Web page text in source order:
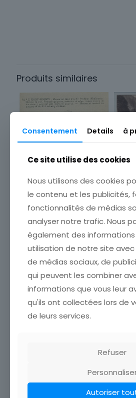
Produits similaires
MORT HOMME
ETAT VOIR SCAN Cumulez
vos achats en visitant ma
boutique afin de réduire
vos frais de port. Attendez
que nous ayons calculé les
frais de port
vos
que
Consentement Details à
Ce site utilise des cookies
Nous utilisons des cookies
le contenu et les publicités,
fonctionnalités de médias
analyser notre trafic. Nous
également des
utilisation de notre site
de médias sociaux, de
qui peuvent les combiner
informations que vous leur
qu'ils ont collectées lors de
de leurs services.
Refuser
Autoriser